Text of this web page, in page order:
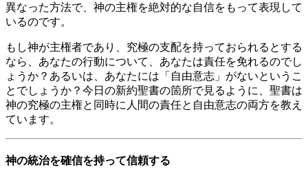
異なった方法で、神の主権を絶対的な自信をもって表現して
いるのです。
もし神が主権者であり、究極の支配を持っておられるとする
なら、あなたの行動について、あなたは責任を免れるのでし
ょうか？あるいは、あなたには「自由意志」がないというこ
とでしょうか？今日の新約聖書の箇所で見るように、聖書は
神の究極の主権と同時に人間の責任と自由意志の両方を教え
ています。
神の統治を確信を持って信頼する